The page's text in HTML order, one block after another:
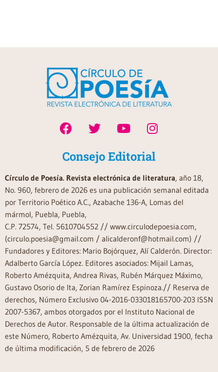
Consejo Editorial
Círculo de Poesía. Revista electrónica de literatura, año 18,
No. 960, febrero de 2026 es una publicación semanal editada
por Territorio Poético A.C., Azabache 136-A, Lomas del
mármol, Puebla, Puebla,
C.P. 72574, Tel. 5610704552 // www.circulodepoesia.com,
(circulo.poesia@gmail.com / alicalderonf@hotmail.com) //
Fundadores y Editores: Mario Bojórquez, Alí Calderón. Director:
Adalberto García López. Editores asociados: Mijail Lamas,
Roberto Amézquita, Andrea Rivas, Rubén Márquez Máximo,
Gustavo Osorio de Ita, Zorian Ramírez Espinoza.// Reserva de
derechos, Número Exclusivo 04-2016-033018165700-203 ISSN
2007-5367, ambos otorgados por el Instituto Nacional de
Derechos de Autor. Responsable de la última actualización de
este Número, Roberto Amézquita, Av. Universidad 1900, fecha
de última modificación, 5 de febrero de 2026